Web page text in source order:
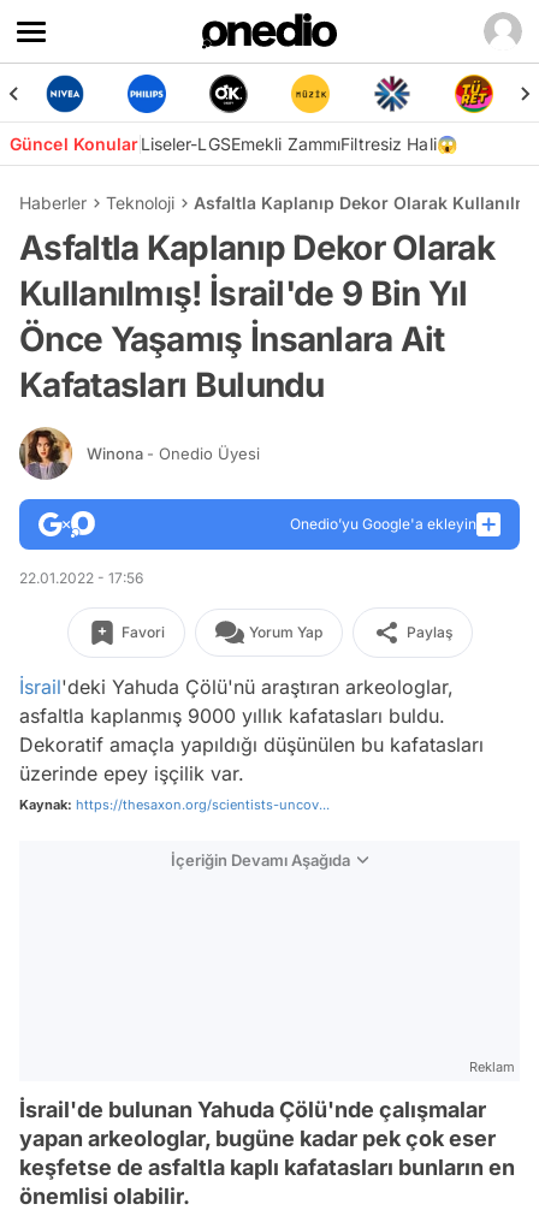
Güncel KonularLiseler-LGSEmekli ZammıFiltresiz Hali😱
Haberler Teknoloji Asfaltla Kaplanıp Dekor Olarak
Asfaltla Kaplanıp Dekor Olarak
Kullanılmış! İsrail'de 9 Bin Yıl
Önce Yaşamış İnsanlara Ait
Kafatasları Bulundu
Winona - Onedio Üyesi
Onedio’yu Google'a ekleyin
22.01.2022 - 17:56
Favori Yorum Yap Paylaş
İsrail'deki Yahuda Çölü'nü araştıran arkeologlar,
asfaltla kaplanmış 9000 yıllık kafatasları buldu.
Dekoratif amaçla yapıldığı düşünülen bu kafatasları
üzerinde epey işçilik var.
Kaynak: https://thesaxon.org/scientists-uncov...
İçeriğin Devamı Aşağıda
Reklam
İsrail'de bulunan Yahuda Çölü'nde çalışmalar
yapan arkeologlar, bugüne kadar pek çok eser
keşfetse de asfaltla kaplı kafatasları bunların en
önemlisi olabilir.